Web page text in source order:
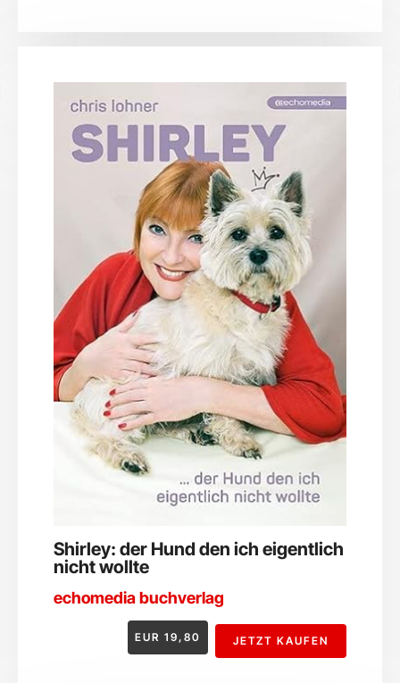
Shirley: der Hund den ich eigentlich
nicht wollte
echomedia buchverlag
EUR 19,80 JETZT KAUFEN